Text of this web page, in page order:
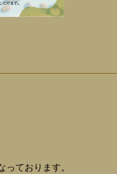
ております。